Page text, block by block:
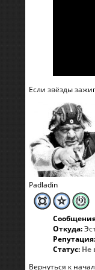
Если звёзды
Padladin
Откуда:
Репутация:
Статус: Не
Вернуться к